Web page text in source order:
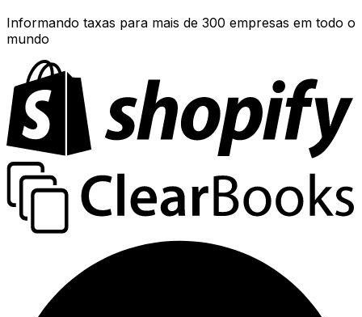
Informando taxas para mais de 300 empresas em todo o
mundo